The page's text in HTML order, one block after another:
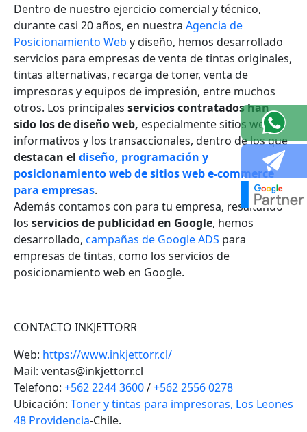
Dentro de nuestro ejercicio comercial y técnico,
durante casi 20 años, en nuestra Agencia de
Posicionamiento Web y diseño, hemos desarrollado
servicios para empresas de venta de tintas originales,
tintas alternativas, recarga de toner, venta de
impresoras y equipos de impresión, entre muchos
otros. Los principales servicios contratados han
sido los de diseño web, especialmente sitios web
informativos y los transaccionales, dentro de los que
destacan el diseño, programación y
posicionamiento web de sitios web e-commerce
para empresas.
Además contamos con para tu empresa, resaltando
los servicios de publicidad en Google, hemos
desarrollado, campañas de Google ADS para
empresas de tintas, como los servicios de
posicionamiento web en Google.
CONTACTO INKJETTORR
Web: https://www.inkjettorr.cl/
Mail: ventas@inkjettorr.cl
Telefono: +562 2244 3600/+562 2556 0278
Ubicación: Toner y tintas para impresoras, Los Leones
48 Providencia-Chile.